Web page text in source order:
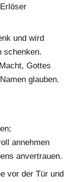
und wird
schenken.
Gottes
glauben.
annehmen
anvertrauen.
vor der Tür und